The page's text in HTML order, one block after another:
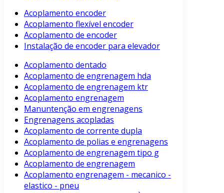
Acoplamento encoder
Acoplamento flexível encoder
Acoplamento de encoder
Instalação de encoder para elevador
Acoplamento dentado
Acoplamento de engrenagem hda
Acoplamento de engrenagem ktr
Acoplamento engrenagem
Manuntenção em engrenagens
Engrenagens acopladas
Acoplamento de corrente dupla
Acoplamento de polias e engrenagens
Acoplamento de engrenagem tipo g
Acoplamento de engrenagem
Acoplamento engrenagem - mecanico -
elastico - pneu